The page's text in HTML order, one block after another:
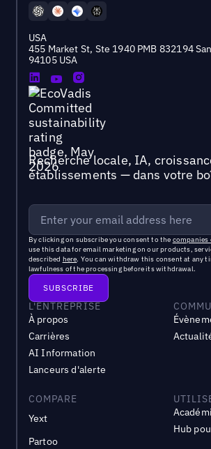
USA
455 Market St, Ste 1940 PMB 832194
94105 USA
Recherche locale, IA,
établissements — dans votre
By clicking on subscribe you consent to the companies
use this data for email marketing on our products,
described here. You can withdraw this consent at any
lawfulness of the processing before its withdrawal.
L'ENTREPRISE
À propos
Carrières
AI Information
Lanceurs d'alerte
COMPARE
Yext
Partoo
Hub